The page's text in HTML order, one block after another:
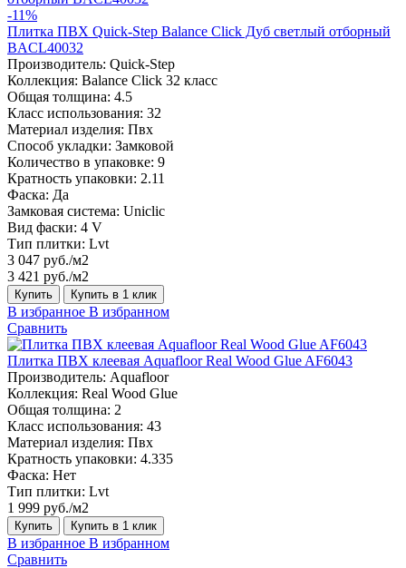
-11%
Плитка ПВХ Quick-Step Balance Click Дуб светлый отборный
BACL40032
Производитель: Quick-Step
Коллекция: Balance Click 32 класс
Общая толщина: 4.5
Класс использования: 32
Материал изделия: Пвх
Способ укладки: Замковой
Количество в упаковке: 9
Кратность упаковки: 2.11
Фаска: Да
Замковая система: Uniclic
Вид фаски: 4 V
Тип плитки: Lvt
3 047 руб./м2
3 421 руб./м2
Купить Купить в 1 клик
В избранное В избранном
Сравнить
Плитка ПВХ клеевая Aquafloor Real Wood Glue AF6043
Производитель: Aquafloor
Коллекция: Real Wood Glue
Общая толщина: 2
Класс использования: 43
Материал изделия: Пвх
Кратность упаковки: 4.335
Фаска: Нет
Тип плитки: Lvt
1 999 руб./м2
Купить Купить в 1 клик
В избранное В избранном
Сравнить